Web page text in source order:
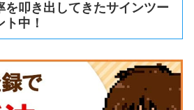
を叩き出してきたサインツー
中！